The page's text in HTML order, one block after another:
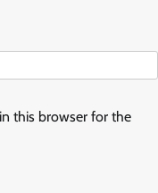
this browser for the